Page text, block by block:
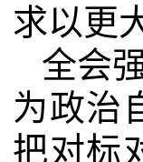
求以更
全会
为政治
把对标